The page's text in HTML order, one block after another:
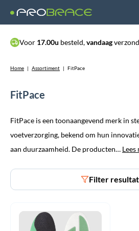
Voor 17.00u besteld,vandaag
Home | Assortiment | FitPace
FitPace
FitPace is een toonaangevend merk in
voetverzorging, bekend om hun
aan duurzaamheid. De producten… Lees
Filter